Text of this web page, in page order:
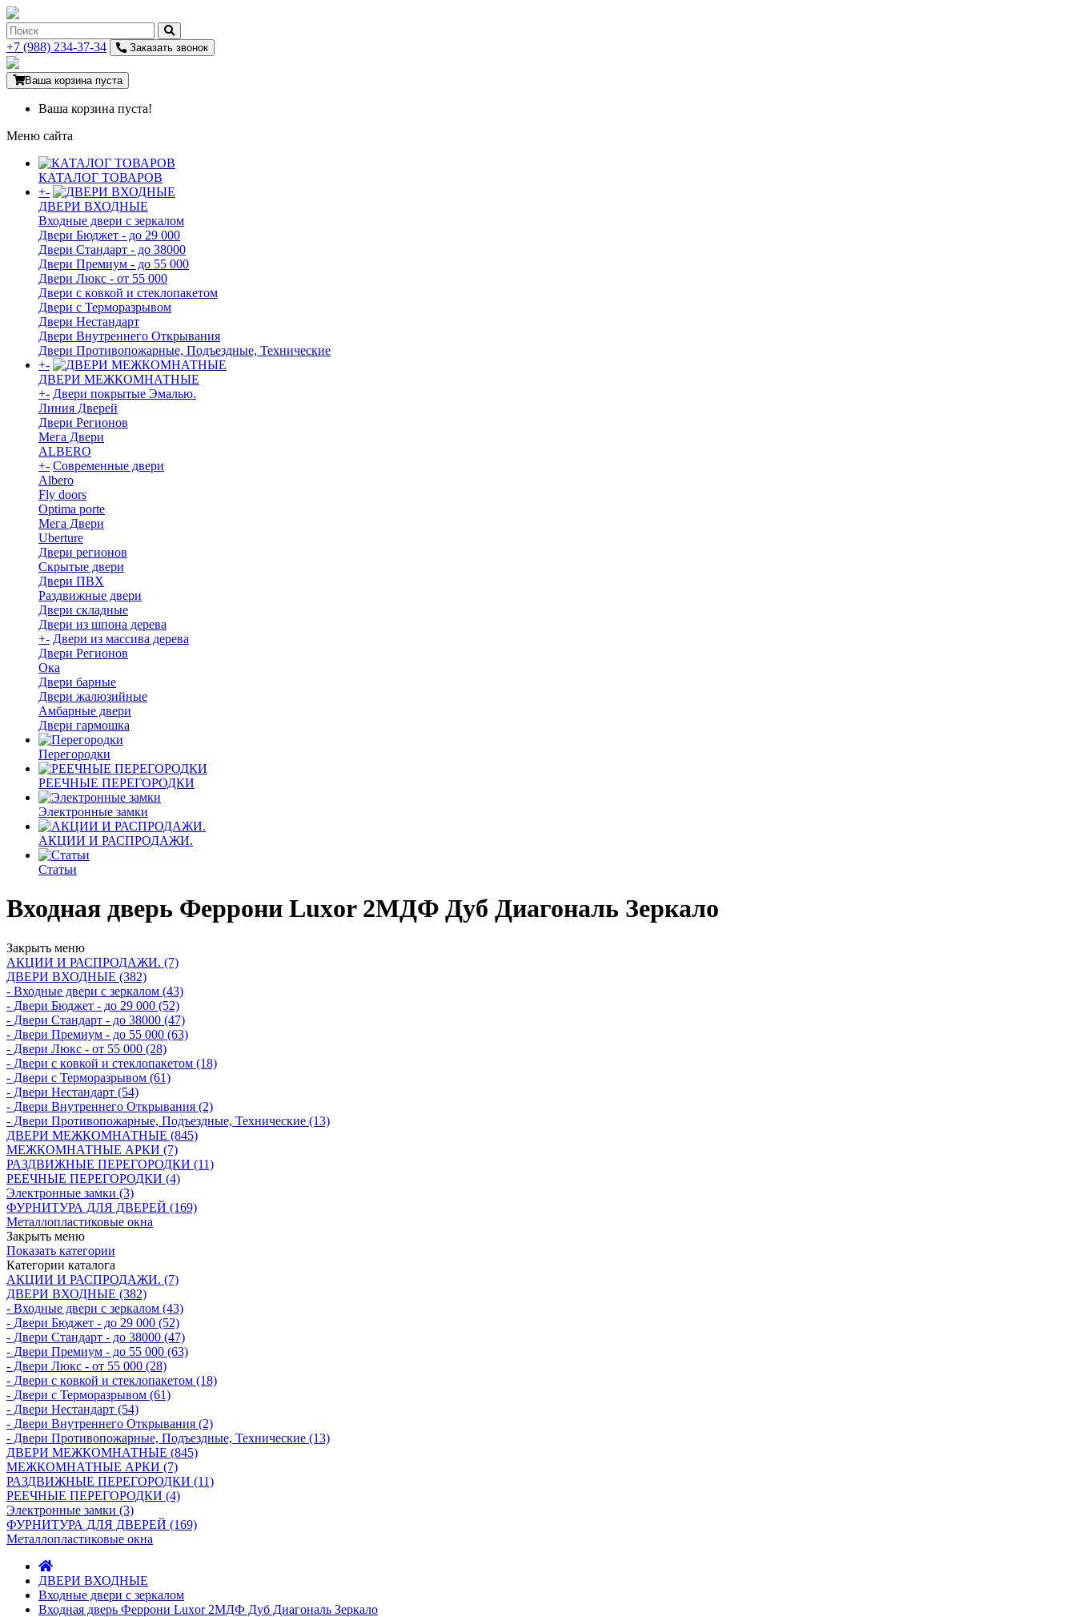
+7 (988) 234-37-34 Заказать звонок
Ваша корзина пуста
Ваша корзина пуста!
Меню сайта
КАТАЛОГ ТОВАРОВ
+-
ДВЕРИ ВХОДНЫЕ
Входные двери с зеркалом
Двери Бюджeт - до 29 000
Двери Стaндaрт - до 38000
Двери Прeмиум - до 55 000
Двери Люкс - от 55 000
Двери с кoвкой и стеклопакетом
Двери с Терморазрывом
Двери Нecтaндaрт
Двери Внутреннего Открывания
Двери Противопожарные, Подъездные, Технические
+-
ДВЕРИ МЕЖКОМНАТНЫЕ
+- Двери покрытые Эмалью.
Линия Дверей
Двери Регионов
Мега Двери
ALBERO
+- Современные двери
Albero
Fly doors
Optima porte
Мега Двери
Uberture
Двери регионов
Скрытые двери
Двери ПВХ
Раздвижные двери
Двери складные
Двери из шпона дерева
+- Двери из массива дерева
Двери Регионов
Ока
Двери барные
Двери жалюзийные
Амбарные двери
Двери гармошка
Перегородки
РЕЕЧНЫЕ ПЕРЕГОРОДКИ
Электронные замки
АКЦИИ И РАСПРОДАЖИ.
Статьи
Входная дверь Феррони Luxor 2МДФ Дуб Диагональ Зеркало
Закрыть меню
АКЦИИ И РАСПРОДАЖИ. (7)
ДВЕРИ ВХОДНЫЕ (382)
- Входные двери с зеркалом (43)
- Двери Бюджeт - до 29 000 (52)
- Двери Стaндaрт - до 38000 (47)
- Двери Прeмиум - до 55 000 (63)
- Двери Люкс - от 55 000 (28)
- Двери с кoвкой и стеклопакетом (18)
- Двери с Терморазрывом (61)
- Двери Нecтaндaрт (54)
- Двери Внутреннего Открывания (2)
- Двери Противопожарные, Подъездные, Технические (13)
ДВЕРИ МЕЖКОМНАТНЫЕ (845)
МЕЖКОМНАТНЫЕ АРКИ (7)
РАЗДВИЖНЫЕ ПЕРЕГОРОДКИ (11)
РЕЕЧНЫЕ ПЕРЕГОРОДКИ (4)
Электронные замки (3)
ФУРНИТУРА ДЛЯ ДВЕРЕЙ (169)
Металлопластиковые окна
Закрыть меню
Показать категории
Категории каталога
АКЦИИ И РАСПРОДАЖИ. (7)
ДВЕРИ ВХОДНЫЕ (382)
- Входные двери с зеркалом (43)
- Двери Бюджeт - до 29 000 (52)
- Двери Стaндaрт - до 38000 (47)
- Двери Прeмиум - до 55 000 (63)
- Двери Люкс - от 55 000 (28)
- Двери с кoвкой и стеклопакетом (18)
- Двери с Терморазрывом (61)
- Двери Нecтaндaрт (54)
- Двери Внутреннего Открывания (2)
- Двери Противопожарные, Подъездные, Технические (13)
ДВЕРИ МЕЖКОМНАТНЫЕ (845)
МЕЖКОМНАТНЫЕ АРКИ (7)
РАЗДВИЖНЫЕ ПЕРЕГОРОДКИ (11)
РЕЕЧНЫЕ ПЕРЕГОРОДКИ (4)
Электронные замки (3)
ФУРНИТУРА ДЛЯ ДВЕРЕЙ (169)
Металлопластиковые окна
ДВЕРИ ВХОДНЫЕ
Входные двери с зеркалом
Входная дверь Феррони Luxor 2МДФ Дуб Диагональ Зеркало